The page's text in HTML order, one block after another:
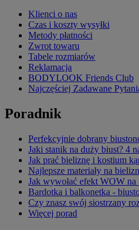
Klienci o nas
Czas i koszty wysyłki
Metody płatności
Zwrot towaru
Tabele rozmiarów
Reklamacja
BODYLOOK Friends Club
Najczęściej Zadawane
Poradnik
Perfekcyjnie dobrany
Jaki stanik na duży biust? 4
Jak prać bieliznę i kostium
Najlepsze materiały na
Jak wywołać efekt WOW na
Bardotka i balkonetka -
Czy znasz swój siostrzany
Więcej porad